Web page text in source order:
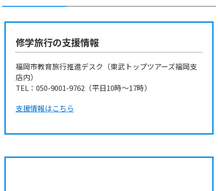
修学旅行の支援情報
福岡市教育旅行推進デスク（東武トップツアーズ福岡支
店内）
TEL：050-9001-9762（平日10時～17時）
支援情報はこちら